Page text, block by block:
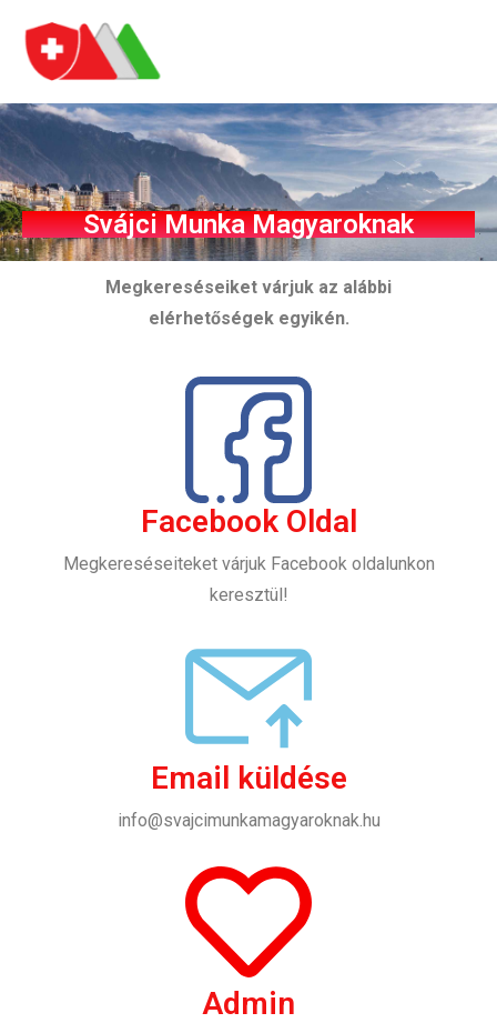
Svájci Munka Magyaroknak
Megkereséseiket várjuk az alábbi
elérhetőségek egyikén.
Facebook Oldal
Megkereséseiteket várjuk Facebook oldalunkon
keresztül!
Email küldése
info@svajcimunkamagyaroknak.hu
Admin